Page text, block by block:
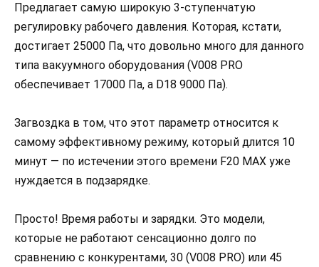
Предлагает самую широкую 3-ступенчатую
регулировку рабочего давления. Которая, кстати,
достигает 25000 Па, что довольно много для данного
типа вакуумного оборудования (V008 PRO
обеспечивает 17000 Па, а D18 9000 Па).
Загвоздка в том, что этот параметр относится к
самому эффективному режиму, который длится 10
минут — по истечении этого времени F20 MAX уже
нуждается в подзарядке.
Просто! Время работы и зарядки. Это модели,
которые не работают сенсационно долго по
сравнению с конкурентами, 30 (V008 PRO) или 45